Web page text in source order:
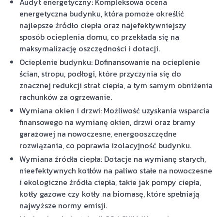
energetyczna budynku, która pomoże określić
najlepsze źródło ciepła oraz najefektywniejszy
sposób ocieplenia domu, co przekłada się na
maksymalizację oszczędności i dotacji.
Ocieplenie budynku: Dofinansowanie na ocieplenie
ścian, stropu, podłogi, które przyczynia się do
znacznej redukcji strat ciepła, a tym samym obniżenia
rachunków za ogrzewanie.
Wymiana okien i drzwi: Możliwość uzyskania wsparcia
finansowego na wymianę okien, drzwi oraz bramy
garażowej na nowoczesne, energooszczędne
rozwiązania, co poprawia izolacyjność budynku.
Wymiana źródła ciepła: Dotacje na wymianę starych,
nieefektywnych kotłów na paliwo stałe na nowoczesne
i ekologiczne źródła ciepła, takie jak pompy ciepła,
kotły gazowe czy kotły na biomasę, które spełniają
najwyższe normy emisji.